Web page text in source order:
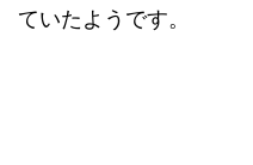
ていたようです。